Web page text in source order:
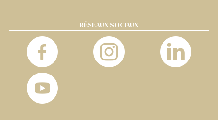
RÉSEAUX SOCIAUX